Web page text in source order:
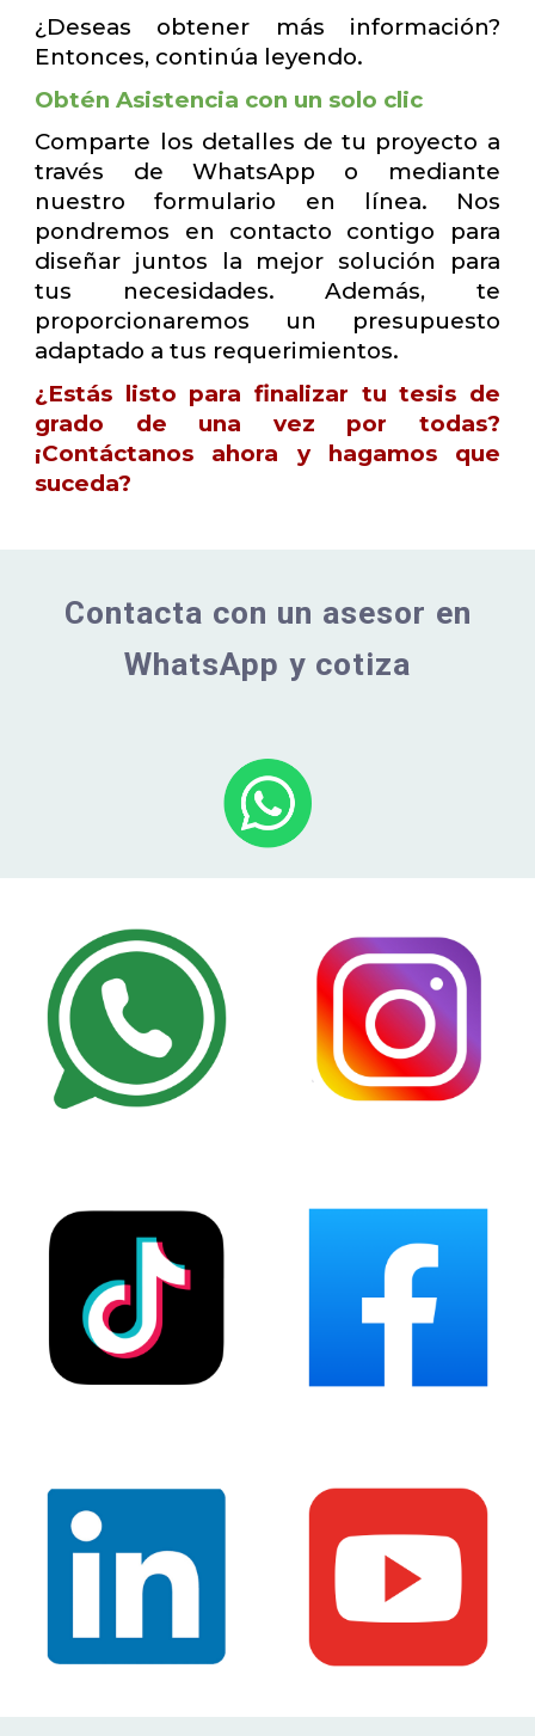
¿Deseas obtener más información?
Entonces, continúa leyendo.
Obtén Asistencia con un solo clic
Comparte los detalles de tu proyecto a
través de WhatsApp o mediante
nuestro formulario en línea. Nos
pondremos en contacto contigo para
diseñar juntos la mejor solución para
tus necesidades. Además, te
proporcionaremos un presupuesto
adaptado a tus requerimientos.
¿Estás listo para finalizar tu tesis de
grado de una vez por todas?
¡Contáctanos ahora y hagamos que
suceda?
Contacta con un asesor en
WhatsApp y cotiza